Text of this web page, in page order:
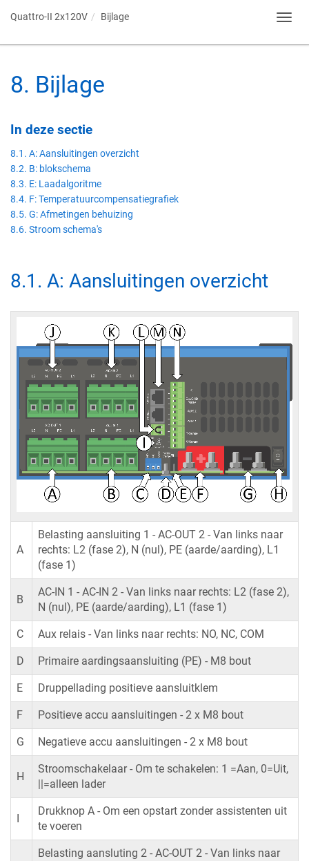
Quattro-II 2x120V Bijlage
8. Bijlage
In deze sectie
8.1. A: Aansluitingen overzicht
8.2. B: blokschema
8.3. E: Laadalgoritme
8.4. F: Temperatuurcompensatiegrafiek
8.5. G: Afmetingen behuizing
8.6. Stroom schema's
8.1 . A: Aansluitingen overzicht
A
Belasting aansluiting 1 - AC-OUT 2 - Van links naar
rechts: L2 (fase 2), N (nul), PE (aarde/aarding), L1
(fase 1)
B
AC-IN 1 - AC-IN 2 - Van links naar rechts: L2 (fase 2),
N (nul), PE (aarde/aarding), L1 (fase 1)
C Aux relais - Van links naar rechts: NO, NC, COM
D Primaire aardingsaansluiting (PE) - M8 bout
E Druppellading positieve aansluitklem
F Positieve accu aansluitingen - 2 x M8 bout
G Negatieve accu aansluitingen - 2 x M8 bout
H
Stroomschakelaar - Om te schakelen: 1 =Aan, 0=Uit,
||=alleen lader
Drukknop A - Om een opstart zonder assistenten uit
te voeren
Belasting aansluting 2 - AC-OUT 2 - Van links naar